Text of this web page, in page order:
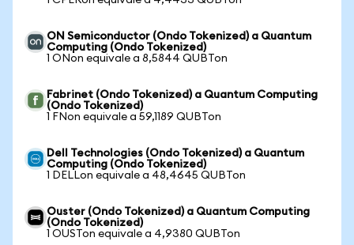
ON Semiconductor (Ondo Tokenized) a Quantum
Computing (Ondo Tokenized)
1 ONon equivale a 8,5844 QUBTon
Fabrinet (Ondo Tokenized) a Quantum Computing
(Ondo Tokenized)
1 FNon equivale a 59,1189 QUBTon
Dell Technologies (Ondo Tokenized) a Quantum
Computing (Ondo Tokenized)
1 DELLon equivale a 48,4645 QUBTon
Ouster (Ondo Tokenized) a Quantum Computing
(Ondo Tokenized)
1 OUSTon equivale a 4,9380 QUBTon